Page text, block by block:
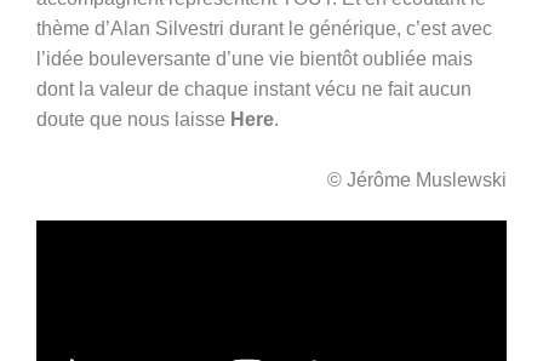
thème d’Alan Silvestri durant le générique, c’est avec
l’idée bouleversante d’une vie bientôt oubliée mais
dont la valeur de chaque instant vécu ne fait aucun
doute que nous laisse Here.
© Jérôme Muslewski